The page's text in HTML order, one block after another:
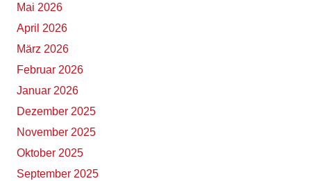
Mai 2026
April 2026
März 2026
Februar 2026
Januar 2026
Dezember 2025
November 2025
Oktober 2025
September 2025